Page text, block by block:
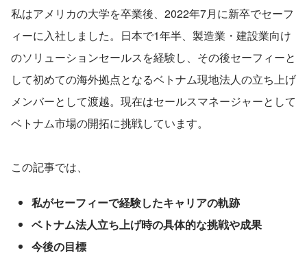
私はアメリカの大学を卒業後、2022年7月に新卒でセーフ
ィーに入社しました。日本で1年半、製造業・建設業向け
のソリューションセールスを経験し、その後セーフィーと
して初めての海外拠点となるベトナム現地法人の立ち上げ
メンバーとして渡越。現在はセールスマネージャーとして
ベトナム市場の開拓に挑戦しています。
この記事では、
私がセーフィーで経験したキャリアの軌跡
ベトナム法人立ち上げ時の具体的な挑戦や成果
今後の目標